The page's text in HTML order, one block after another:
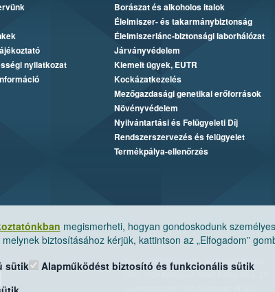
megismerheti, hogyan gondoskodunk
biztosításához kérjük, kattintson az „Elfogadom”
sütik
Alapműködést biztosító és funkcionális sütik
nyilatkozat
Borászat és alkoholos italok
Élelmiszer- és takarmánybiztonság
Élelmiszerlánc-biztonsági laborhálózat
Járványvédelem
Kiemelt ügyek, EUTR
Kockázatkezelés
Mezőgazdasági genetikai erőforrások
Növényvédelem
Nyilvántartási és Felügyeleti Díj
Rendszerszervezés és felügyelet
Termékpálya-ellenőrzés
Nemzeti Élelmiszerlánc-biztonsági Hivatal